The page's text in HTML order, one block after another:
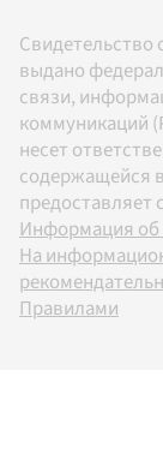
выдано
связи,
коммуникаций
несет
содержащейся
Информация об
На
Правилами